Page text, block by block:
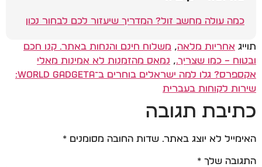
כמה עולה מחשב זול? המדריך שיעזור לכם לבחור נכון
תוייג אחריות מלאה, משלוח חינם והנחות באתר. קנו חכם
ובטוח – כמו שצריך., נמאס מהזמנות לא אמינות מאלי
אקספרס? גלו למה ישראלים בוחרים ב־World Gadgeta:
שירות לקוחות בעברית
כתיבת תגובה
האימייל לא יוצג באתר. שדות החובה מסומנים *
התגובה שלך *